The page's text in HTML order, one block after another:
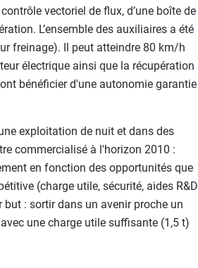
vectoriel de flux, d’une boîte de
L’ensemble des auxiliaires a été
freinage). Il peut atteindre 80 km/h
électrique ainsi que la récupération
bénéficier d'une autonomie garantie
exploitation de nuit et dans des
commercialisé à l'horizon 2010 :
en fonction des opportunités que
(charge utile, sécurité, aides R&D
: sortir dans un avenir proche un
une charge utile suffisante (1,5 t)